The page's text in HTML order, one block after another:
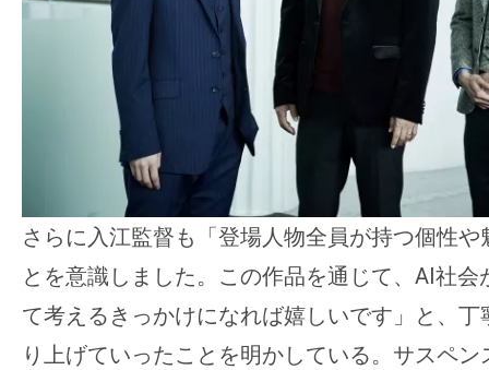
さらに入江監督も「登場人物全員が持つ個性
とを意識しました。この作品を通じて、AI社
て考えるきっかけになれば嬉しいです」と、
り上げていったことを明かしている。サスペ